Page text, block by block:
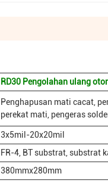
RD30 Pengolahan ulang
Penghapusan mati cacat,
perekat mati, pengeras
3x5mil-20x20mil
FR-4, BT substrat, substrat
380mmx280mm